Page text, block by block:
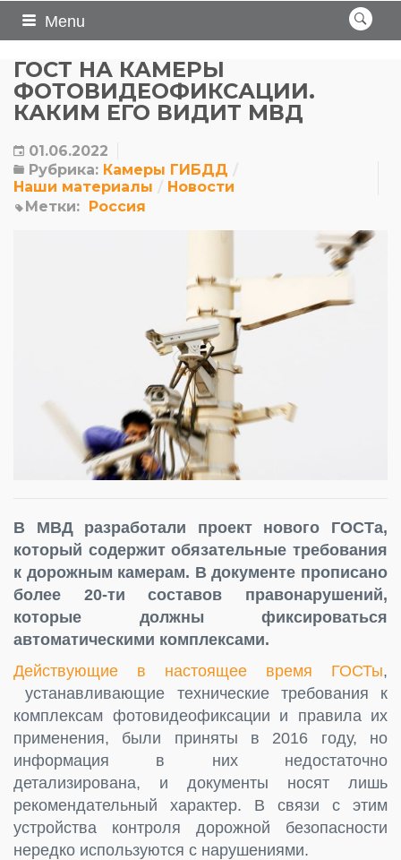
Menu
ГОСТ НА КАМЕРЫ
ФОТОВИДЕОФИКСАЦИИ.
КАКИМ ЕГО ВИДИТ МВД
01.06.2022
Рубрика: Камеры ГИБДД
Наши материалы
Новости
Метки: Россия
В МВД разработали проект нового ГОСТа,
который содержит обязательные требования
к дорожным камерам. В документе прописано
более 20-ти составов правонарушений,
которые должны фиксироваться
автоматическими комплексами.
Действующие в настоящее время ГОСТы,
устанавливающие технические требования к
комплексам фотовидеофиксации и правила их
применения, были приняты в 2016 году, но
информация в них недостаточно
детализирована, и документы носят лишь
рекомендательный характер. В связи с этим
устройства контроля дорожной безопасности
нередко используются с нарушениями.